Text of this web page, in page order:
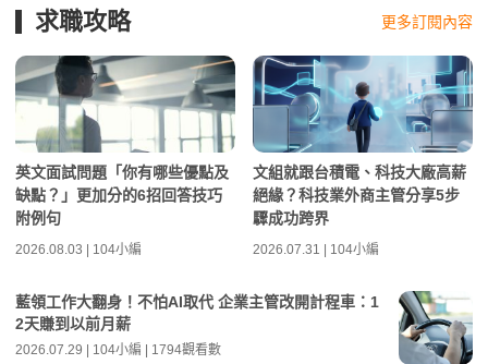
求職攻略 更多訂閱內容
英文面試問題「你有哪些優點及
缺點？」更加分的6招回答技巧
附例句
2026.08.03 | 104小編
文組就跟台積電、科技大廠高薪
絕緣？科技業外商主管分享5步
驟成功跨界
2026.07.31 | 104小編
藍領工作大翻身！不怕AI取代 企業主管改開計程車：1
2天賺到以前月薪
2026.07.29 | 104小編 | 1794觀看數